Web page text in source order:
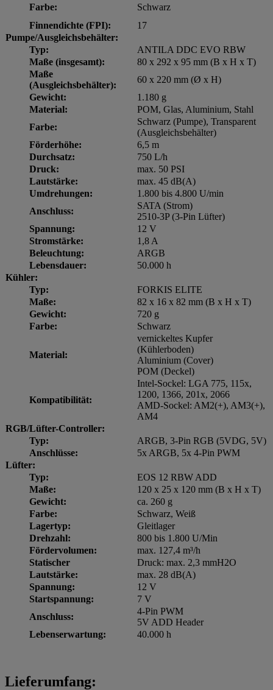
Farbe:
Schwarz
Finnendichte (FPI):
17
Pumpe/Ausgleichsbehälter:
Typ:
ANTILA DDC EVO RBW
Maße (insgesamt):
80 x 292 x 95 mm (B x H x T)
Maße
(Ausgleichsbehälter):
60 x 220 mm (Ø x H)
Gewicht:
1.180 g
Material:
POM, Glas, Aluminium, Stahl
Farbe:
Schwarz (Pumpe), Transparent
(Ausgleichsbehälter)
Förderhöhe:
6,5 m
Durchsatz:
750 L/h
Druck:
max. 50 PSI
Lautstärke:
max. 45 dB(A)
Umdrehungen:
1.800 bis 4.800 U/min
Anschluss:
SATA (Strom)
2510-3P (3-Pin Lüfter)
Spannung:
12 V
Stromstärke:
1,8 A
Beleuchtung:
ARGB
Lebensdauer:
50.000 h
Kühler:
Typ:
FORKIS ELITE
Maße:
82 x 16 x 82 mm (B x H x T)
Gewicht:
720 g
Farbe:
Schwarz
Material:
vernickeltes Kupfer
(Kühlerboden)
Aluminium (Cover)
POM (Deckel)
Kompatibilität:
Intel-Sockel: LGA 775, 115x,
1200, 1366, 201x, 2066
AMD-Sockel: AM2(+), AM3(+),
AM4
RGB/Lüfter-Controller:
Typ:
ARGB, 3-Pin RGB (5VDG, 5V)
Anschlüsse:
5x ARGB, 5x 4-Pin PWM
Lüfter:
Typ:
EOS 12 RBW ADD
Maße:
120 x 25 x 120 mm (B x H x T)
Gewicht:
ca. 260 g
Farbe:
Schwarz, Weiß
Lagertyp:
Gleitlager
Drehzahl:
800 bis 1.800 U/Min
Fördervolumen:
max. 127,4 m³/h
Statischer
Druck: max. 2,3 mmH2O
Lautstärke:
max. 28 dB(A)
Spannung:
12 V
Startspannung:
7 V
Anschluss:
4-Pin PWM
5V ADD Header
Lebenserwartung:
40.000 h
Lieferumfang: